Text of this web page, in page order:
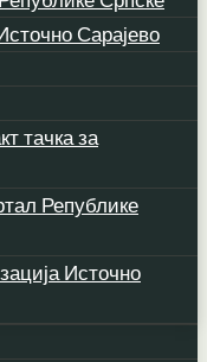
Сарајево
тачка за
Републике
Источно